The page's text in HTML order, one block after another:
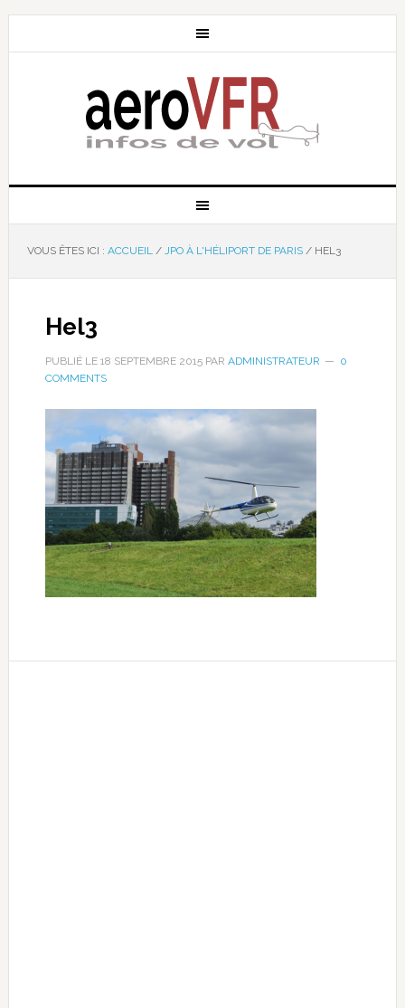
VOUS ÊTES ICI : ACCUEIL / JPO À L'HÉLIPORT DE PARIS /HEL3
Hel3
PUBLIÉ LE 18 SEPTEMBRE 2015PAR ADMINISTRATEUR
0
COMMENTS